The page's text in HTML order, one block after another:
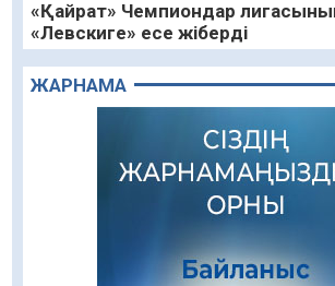
«Қайрат» Чемпиондар лигасының
«Левскиге» есе жіберді
05.08.2026
«Ұлттық нақыш – заманауи
шеберлік сағаты өтті
05.08.2026
Цифрландыру саласын дамыту
салынатын жаңа орталықтың
ЖАРНАМА